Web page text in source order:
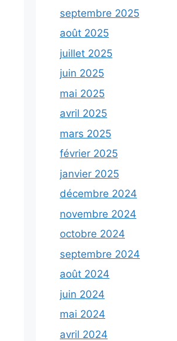
septembre 2025
août 2025
juillet 2025
juin 2025
mai 2025
avril 2025
mars 2025
février 2025
janvier 2025
décembre 2024
novembre 2024
octobre 2024
septembre 2024
août 2024
juin 2024
mai 2024
avril 2024